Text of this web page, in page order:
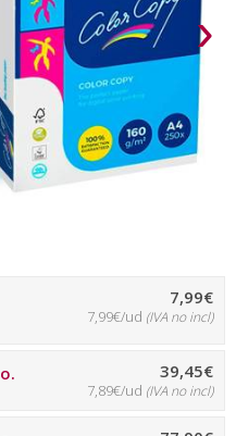
›
7,99€
7,99€/ud (IVA no incl)
39,45€
7,89€/ud (IVA no incl)